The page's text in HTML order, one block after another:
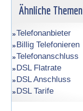
Ähnliche Themen
Telefonanbieter
Billig Telefonieren
Telefonanschluss
DSL Flatrate
DSL Anschluss
DSL Tarife